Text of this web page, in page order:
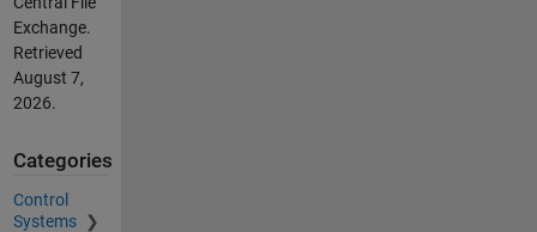
Exchange.
Retrieved
August 7,
2026.
Categories
Control
Systems